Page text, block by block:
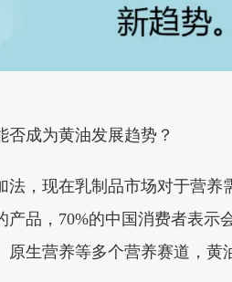
否成为黄油发展趋势？
法，现在乳制品市场对于营
产品，70%的中国消费者表
原生营养等多个营养赛道，黄